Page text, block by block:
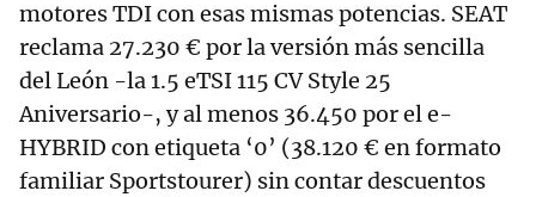
motores TDI con esas mismas potencias. SEAT
reclama 27.230 € por la versión más sencilla
del León -la 1.5 eTSI 115 CV Style 25
Aniversario-, y al menos 36.450 por el e-
HYBRID con etiqueta ‘0’ (38.120 € en formato
familiar Sportstourer) sin contar descuentos